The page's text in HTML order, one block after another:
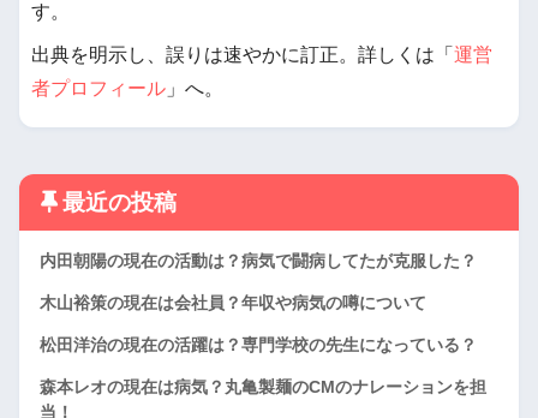
す。
出典を明示し、誤りは速やかに訂正。詳しくは「 運営
者プロフィール 」へ。
最近の投稿
内田朝陽の現在の活動は？病気で闘病してたが克服した？
木山裕策の現在は会社員？年収や病気の噂について
松田洋治の現在の活躍は？専門学校の先生になっている？
森本レオの現在は病気？丸亀製麺のCMのナレーションを担
当！